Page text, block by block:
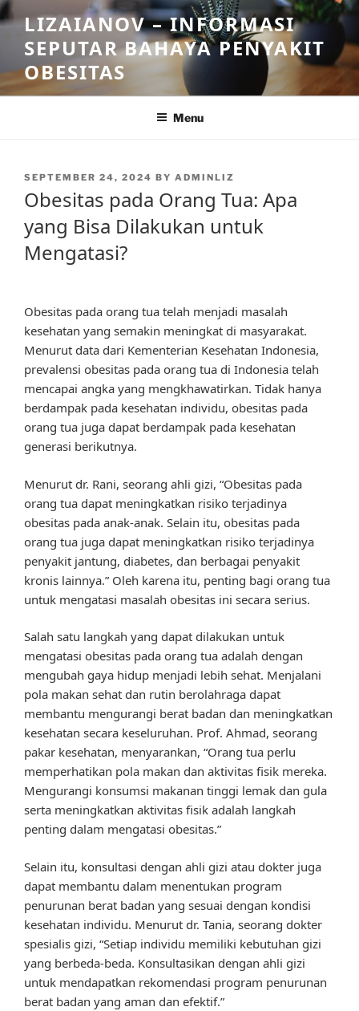
Skip
to
content
LIZAIANOV – INFORMASI
SEPUTAR BAHAYA PENYAKIT
OBESITAS
Menu
POSTED
SEPTEMBER 24, 2024 BY ADMINLIZ
Obesitas pada Orang Tua: Apa
yang Bisa Dilakukan untuk
Mengatasi?
Obesitas pada orang tua telah menjadi masalah
kesehatan yang semakin meningkat di masyarakat.
Menurut data dari Kementerian Kesehatan Indonesia,
prevalensi obesitas pada orang tua di Indonesia telah
mencapai angka yang mengkhawatirkan. Tidak hanya
berdampak pada kesehatan individu, obesitas pada
orang tua juga dapat berdampak pada kesehatan
generasi berikutnya.
Menurut dr. Rani, seorang ahli gizi, “Obesitas pada
orang tua dapat meningkatkan risiko terjadinya
obesitas pada anak-anak. Selain itu, obesitas pada
orang tua juga dapat meningkatkan risiko terjadinya
penyakit jantung, diabetes, dan berbagai penyakit
kronis lainnya.” Oleh karena itu, penting bagi orang tua
untuk mengatasi masalah obesitas ini secara serius.
Salah satu langkah yang dapat dilakukan untuk
mengatasi obesitas pada orang tua adalah dengan
mengubah gaya hidup menjadi lebih sehat. Menjalani
pola makan sehat dan rutin berolahraga dapat
membantu mengurangi berat badan dan meningkatkan
kesehatan secara keseluruhan. Prof. Ahmad, seorang
pakar kesehatan, menyarankan, “Orang tua perlu
memperhatikan pola makan dan aktivitas fisik mereka.
Mengurangi konsumsi makanan tinggi lemak dan gula
serta meningkatkan aktivitas fisik adalah langkah
penting dalam mengatasi obesitas.”
Selain itu, konsultasi dengan ahli gizi atau dokter juga
dapat membantu dalam menentukan program
penurunan berat badan yang sesuai dengan kondisi
kesehatan individu. Menurut dr. Tania, seorang dokter
spesialis gizi, “Setiap individu memiliki kebutuhan gizi
yang berbeda-beda. Konsultasikan dengan ahli gizi
untuk mendapatkan rekomendasi program penurunan
berat badan yang aman dan efektif.”